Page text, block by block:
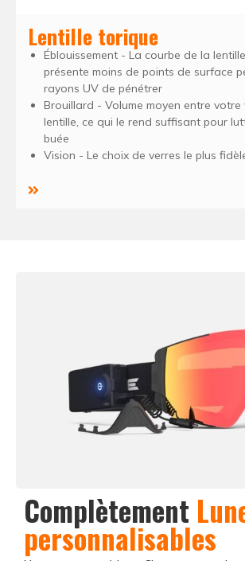
Lentille torique
Éblouissement - La courbe de la
présente moins de points de surface
rayons UV de pénétrer
Brouillard - Volume moyen entre votre
lentille, ce qui le rend suffisant pour
buée
Vision - Le choix de verres le plus
Complètement
personnalisables